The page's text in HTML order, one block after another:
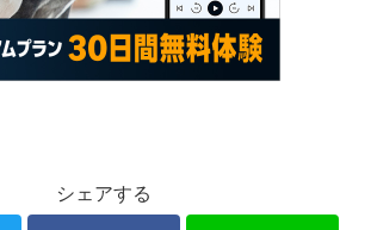
シェアする